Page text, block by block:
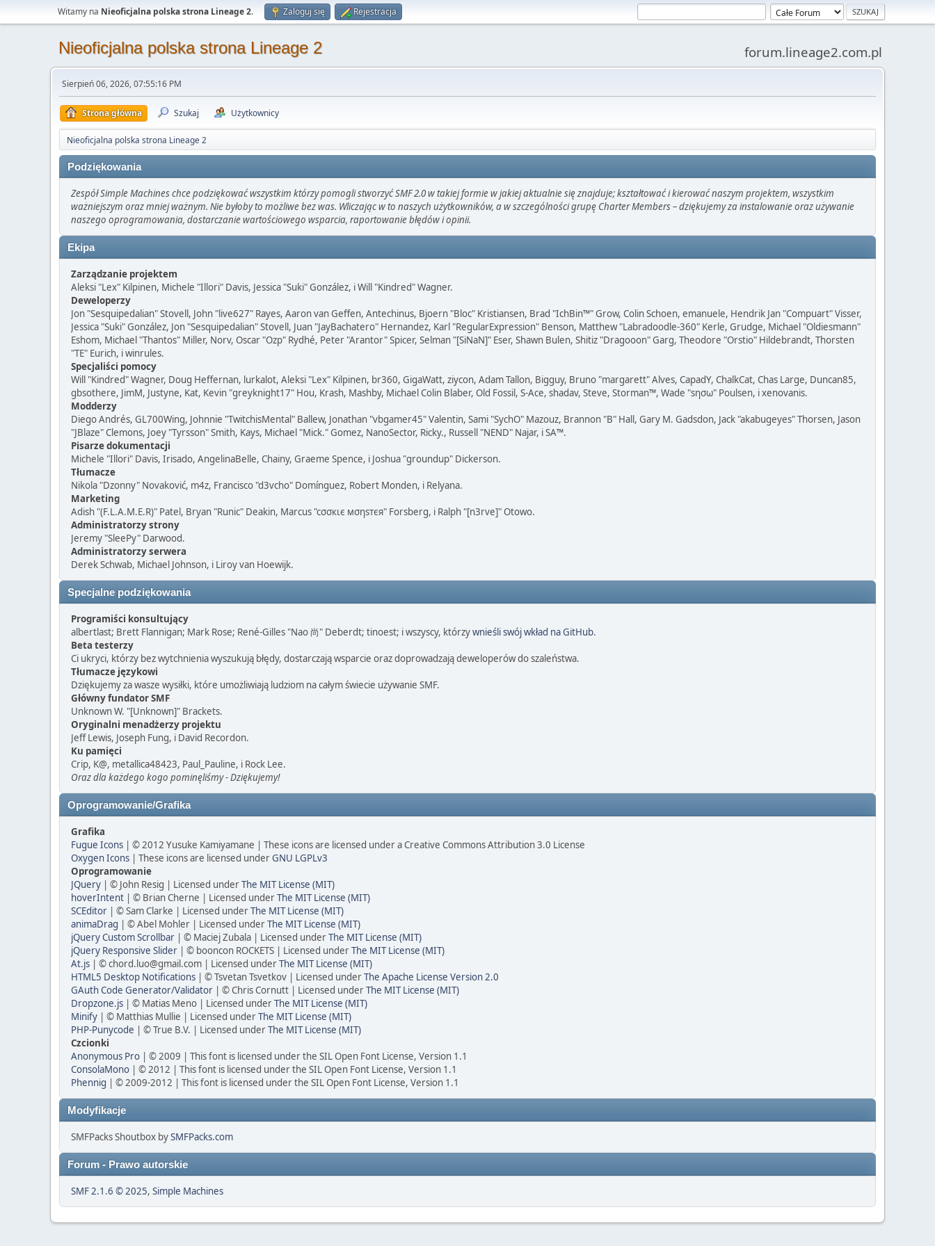
Witamy na Nieoficjalna polska strona Lineage 2. Zaloguj się Rejestracja
Nieoficjalna polska strona Lineage 2 forum.lineage2.com.pl
Sierpień 06, 2026, 07:55:16 PM
Strona główna Szukaj Użytkownicy
Nieoficjalna polska strona Lineage 2
Podziękowania
Zespół Simple Machines chce podziękować wszystkim którzy pomogli stworzyć SMF 2.0 w takiej formie w jakiej aktualnie się znajduje; kształtować i kierować naszym projektem, wszystkim
ważniejszym oraz mniej ważnym. Nie byłoby to możliwe bez was. Wliczając w to naszych użytkowników, a w szczególności grupę Charter Members – dziękujemy za instalowanie oraz używanie
naszego oprogramowania, dostarczanie wartościowego wsparcia, raportowanie błędów i opinii.
Ekipa
Zarządzanie projektem
Aleksi "Lex" Kilpinen, Michele "Illori" Davis, Jessica "Suki" González, i Will "Kindred" Wagner.
Deweloperzy
Jon "Sesquipedalian" Stovell, John "live627" Rayes, Aaron van Geffen, Antechinus, Bjoern "Bloc" Kristiansen, Brad "IchBin™" Grow, Colin Schoen, emanuele, Hendrik Jan "Compuart" Visser,
Jessica "Suki" González, Jon "Sesquipedalian" Stovell, Juan "JayBachatero" Hernandez, Karl "RegularExpression" Benson, Matthew "Labradoodle-360" Kerle, Grudge, Michael "Oldiesmann"
Eshom, Michael "Thantos" Miller, Norv, Oscar "Ozp" Rydhé, Peter "Arantor" Spicer, Selman "[SiNaN]" Eser, Shawn Bulen, Shitiz "Dragooon" Garg, Theodore "Orstio" Hildebrandt, Thorsten
"TE" Eurich, i winrules.
Specjaliści pomocy
Will "Kindred" Wagner, Doug Heffernan, lurkalot, Aleksi "Lex" Kilpinen, br360, GigaWatt, ziycon, Adam Tallon, Bigguy, Bruno "margarett" Alves, CapadY, ChalkCat, Chas Large, Duncan85,
gbsothere, JimM, Justyne, Kat, Kevin "greyknight17" Hou, Krash, Mashby, Michael Colin Blaber, Old Fossil, S-Ace, shadav, Steve, Storman™, Wade "sησω" Poulsen, i xenovanis.
Modderzy
Diego Andrés, GL700Wing, Johnnie "TwitchisMental" Ballew, Jonathan "vbgamer45" Valentin, Sami "SychO" Mazouz, Brannon "B" Hall, Gary M. Gadsdon, Jack "akabugeyes" Thorsen, Jason
"JBlaze" Clemons, Joey "Tyrsson" Smith, Kays, Michael "Mick." Gomez, NanoSector, Ricky., Russell "NEND" Najar, i SA™.
Pisarze dokumentacji
Michele "Illori" Davis, Irisado, AngelinaBelle, Chainy, Graeme Spence, i Joshua "groundup" Dickerson.
Tłumacze
Nikola "Dzonny" Novaković, m4z, Francisco "d3vcho" Domínguez, Robert Monden, i Relyana.
Marketing
Adish "(F.L.A.M.E.R)" Patel, Bryan "Runic" Deakin, Marcus "cσσкιє мσηѕтєя" Forsberg, i Ralph "[n3rve]" Otowo.
Administratorzy strony
Jeremy "SleePy" Darwood.
Administratorzy serwera
Derek Schwab, Michael Johnson, i Liroy van Hoewijk.
Specjalne podziękowania
Programiści konsultujący
albertlast; Brett Flannigan; Mark Rose; René-Gilles "Nao 尚" Deberdt; tinoest; i wszyscy, którzywnieśli swój wkład na GitHub.
Beta testerzy
Ci ukryci, którzy bez wytchnienia wyszukują błędy, dostarczają wsparcie oraz doprowadzają deweloperów do szaleństwa.
Tłumacze językowi
Dziękujemy za wasze wysiłki, które umożliwiają ludziom na całym świecie używanie SMF.
Główny fundator SMF
Unknown W. "[Unknown]" Brackets.
Oryginalni menadżerzy projektu
Jeff Lewis, Joseph Fung, i David Recordon.
Ku pamięci
Crip, K@, metallica48423, Paul_Pauline, i Rock Lee.
Oraz dla każdego kogo pominęliśmy - Dziękujemy!
Oprogramowanie/Grafika
Grafika
Fugue Icons | © 2012 Yusuke Kamiyamane | These icons are licensed under a Creative Commons Attribution 3.0 License
Oxygen Icons | These icons are licensed underGNU LGPLv3
Oprogramowanie
JQuery | © John Resig | Licensed underThe MIT License (MIT)
hoverIntent | © Brian Cherne | Licensed underThe MIT License (MIT)
SCEditor | © Sam Clarke | Licensed underThe MIT License (MIT)
animaDrag | © Abel Mohler | Licensed underThe MIT License (MIT)
jQuery Custom Scrollbar | © Maciej Zubala | Licensed underThe MIT License (MIT)
jQuery Responsive Slider | © booncon ROCKETS | Licensed underThe MIT License (MIT)
At.js | ©chord.luo@gmail.com | Licensed underThe MIT License (MIT)
HTML5 Desktop Notifications | © Tsvetan Tsvetkov | Licensed underThe Apache License Version 2.0
GAuth Code Generator/Validator | © Chris Cornutt | Licensed underThe MIT License (MIT)
Dropzone.js | © Matias Meno | Licensed underThe MIT License (MIT)
Minify | © Matthias Mullie | Licensed underThe MIT License (MIT)
PHP-Punycode | © True B.V. | Licensed underThe MIT License (MIT)
Czcionki
Anonymous Pro | © 2009 | This font is licensed under the SIL Open Font License, Version 1.1
ConsolaMono | © 2012 | This font is licensed under the SIL Open Font License, Version 1.1
Phennig | © 2009-2012 | This font is licensed under the SIL Open Font License, Version 1.1
Modyfikacje
SMFPacks Shoutbox bySMFPacks.com
Forum - Prawo autorskie
SMF 2.1.6 © 2025, Simple Machines